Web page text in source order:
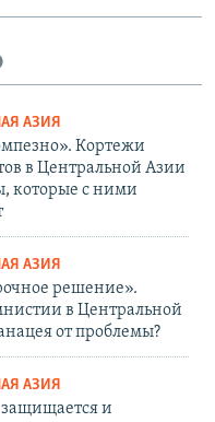
АЗИЯ
Кортежи
в Центральной Азии
которые с ними
АЗИЯ
решение».
в Центральной
от проблемы?
АЗИЯ
и